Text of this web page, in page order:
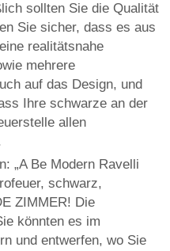
sollten Sie die Qualität
Sie sicher, dass es aus
realitätsnahe
mehrere
auf das Design, und
Ihre schwarze an der
allen
„A Be Modern Ravelli
schwarz,
ZIMMER! Die
könnten es im
und entwerfen, wo Sie